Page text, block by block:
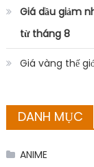
Giá dầu giảm
từ tháng 8
Giá vàng thế
DANH MỤC
ANIME